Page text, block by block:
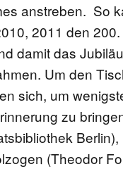
anstreben. So
2011 den
damit das
Um den
sich, um
zu
Berlin),
(Theodor